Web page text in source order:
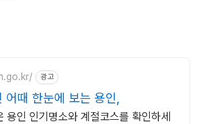
광고
때 한눈에 보는 용인,
용인 인기명소와 계절코스를 확인하세